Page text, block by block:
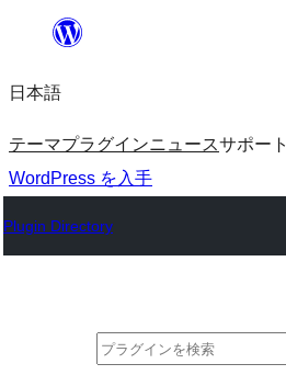
を
ッ
プ
日本語
テーマプラグインニュースサポート
WordPress を入手
Plugin Directory
検